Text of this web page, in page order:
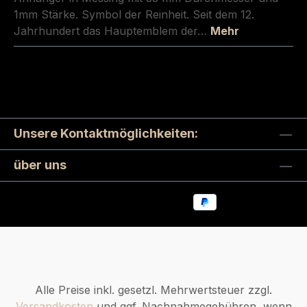
1mm Stärke. Symbol der Reinheit. Seit dem 12.
Jahrhundert das Hauptemblem der… Mehr
Unsere Kontaktmöglichkeiten:
über uns
Alle Preise inkl. gesetzl. Mehrwertsteuer zzgl.